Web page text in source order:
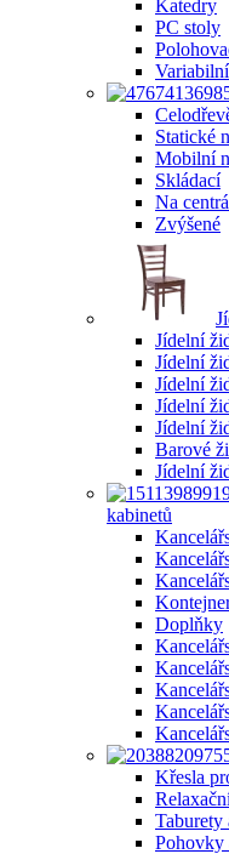
Katedry
PC stoly
Statické
Mobilní
Skládací
Na
Zvýšené
Jídelní
Jídelní
Jídelní
Jídelní
Jídelní
Barové
Jídelní
kabinetů
Doplňky
Křesla
Pohovky